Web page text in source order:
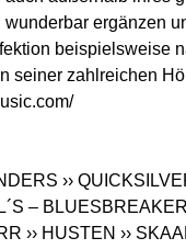
ergänzen
beispielsweise
seiner zahlreichen
/
››
–
›› HUSTEN ››